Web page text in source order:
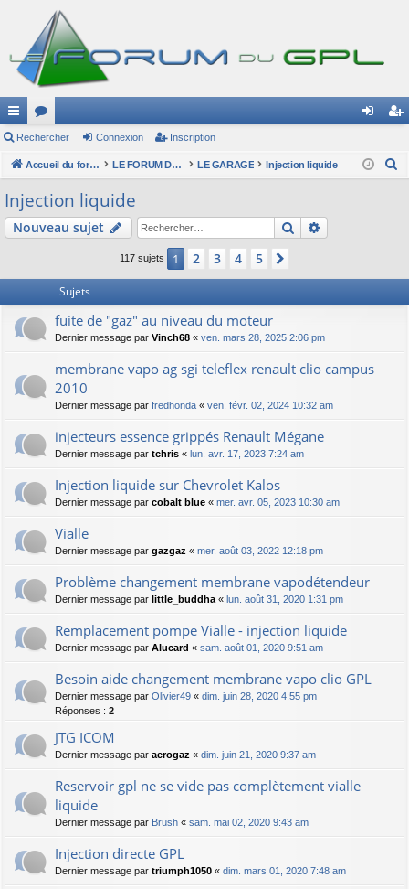
ac
co
ur
ci
or
u
s
ne cri
Rechercher Connexion Inscription
Accueil du forum LE FORUM DU GPL LE GARAGE Injection liquide
h
Injection liquide
Nouveau sujet Rechercher
117 sujets 1 2 3 4 5
Sujets
fuite de "gaz" au niveau du moteur
Dernier message par Vinch68 « ven. mars 28, 2025 2:06 pm
membrane vapo ag sgi teleflex renault clio campus
2010
Dernier message par fredhonda « ven. févr. 02, 2024 10:32 am
injecteurs essence grippés Renault Mégane
Dernier message par tchris « lun. avr. 17, 2023 7:24 am
Injection liquide sur Chevrolet Kalos
Dernier message par cobalt blue « mer. avr. 05, 2023 10:30 am
Vialle
Dernier message par gazgaz « mer. août 03, 2022 12:18 pm
Problème changement membrane vapodétendeur
Dernier message par little_buddha « lun. août 31, 2020 1:31 pm
Remplacement pompe Vialle - injection liquide
Dernier message par Alucard « sam. août 01, 2020 9:51 am
Besoin aide changement membrane vapo clio GPL
Dernier message par Olivier49 « dim. juin 28, 2020 4:55 pm
Réponses : 2
JTG ICOM
Dernier message par aerogaz « dim. juin 21, 2020 9:37 am
Reservoir gpl ne se vide pas complètement vialle
liquide
Dernier message par Brush « sam. mai 02, 2020 9:43 am
Injection directe GPL
Dernier message par triumph1050 « dim. mars 01, 2020 7:48 am